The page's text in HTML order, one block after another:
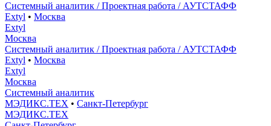
Системный аналитик / Проектная работа / АУТСТАФФ
Extyl • Москва
Extyl
Москва
Системный аналитик / Проектная работа / АУТСТАФФ
Extyl • Москва
Extyl
Москва
Системный аналитик
МЭДИКС.ТЕХ • Санкт-Петербург
МЭДИКС.ТЕХ